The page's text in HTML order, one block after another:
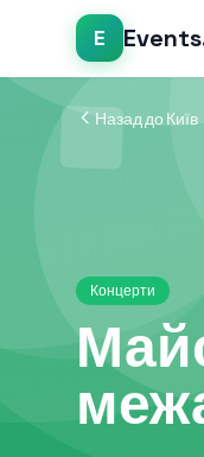
E
Назад до Київ
Концерти